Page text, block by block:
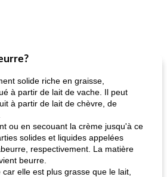
solide riche en graisse,
à partir de lait de vache. Il peut
à partir de lait de chèvre, de
ou en secouant la crème jusqu'à ce
solides et liquides appelées
respectivement. La matière
beurre.
elle est plus grasse que le lait,